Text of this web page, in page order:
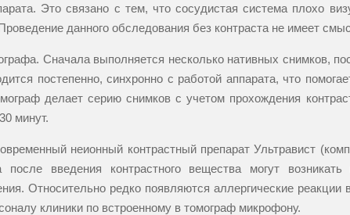
Это связано с тем, что сосудистая система плохо
данного обследования без контраста не имеет
Сначала выполняется несколько нативных снимков,
постепенно, синхронно с работой аппарата, что
делает серию снимков с учетом прохождения
минут.
неионный контрастный препарат Ультравист
введения контрастного вещества могут
Относительно редко появляются аллергические
клиники по встроенному в томограф микрофону.